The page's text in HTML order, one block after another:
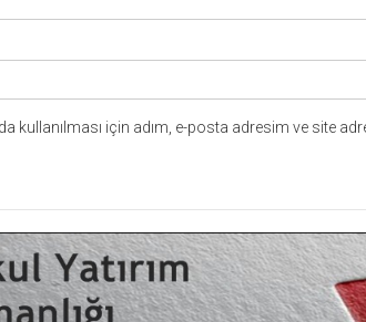
kullanılması için adım, e-posta adresim ve site